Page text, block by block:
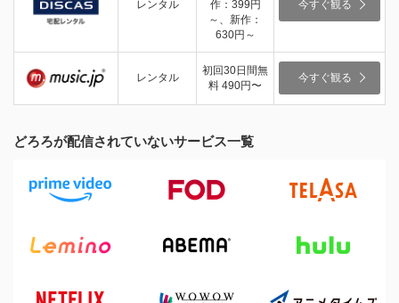
レンタル
作：399円
～、新作：
630円～
今すぐ観る
レンタル
初回30日間無
料 490円〜
今すぐ観る
どろろが配信されていないサービス一覧